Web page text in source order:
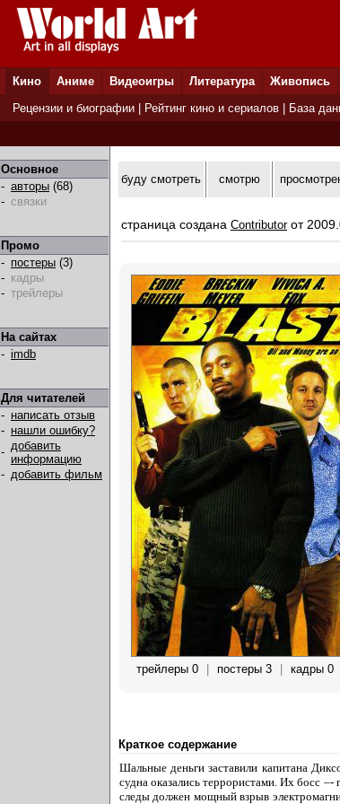
Кино Аниме Видеоигры Литература Живопись
Рецензии и биографии
Рейтинг кино и сериалов База
Основное
- авторы (68)
- связки
Промо
- постеры (3)
- кадры
- трейлеры
На сайтах
- imdb
Для читателей
- написать отзыв
- нашли ошибку?
- добавить
информацию
- добавить фильм
буду смотреть смотрю
страница создана Contributorот
трейлеры 0 постеры 3 кадры 0
Краткое содержание
Шальные деньги заставили капитана
судна оказались террористами. Их босс
следы должен мощный взрыв